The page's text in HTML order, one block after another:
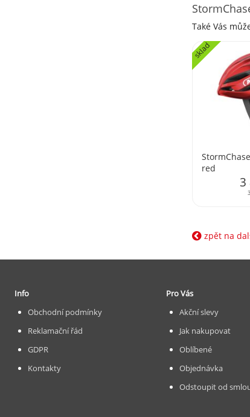
Také Vás
red
sklad
3
zpět na
Info
Obchodní podmínky
Reklamační řád
GDPR
Kontakty
Pro Vás
Akční slevy
Jak nakupovat
Oblíbené
Objednávka
Odstoupit od